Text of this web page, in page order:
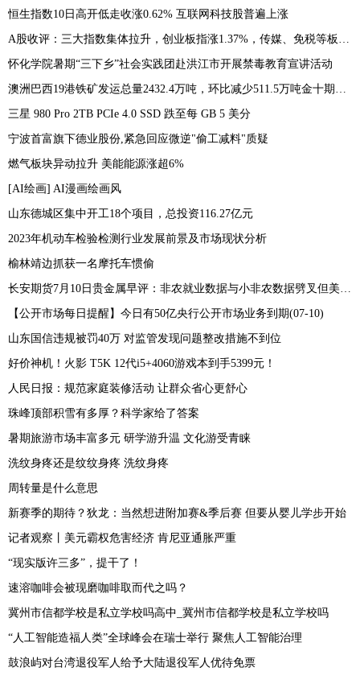
恒生指数10日高开低走收涨0.62% 互联网科技股普遍上涨
A股收评：三大指数集体拉升，创业板指涨1.37%，传媒、免税等板块表现活跃
怀化学院暑期“三下乡”社会实践团赴洪江市开展禁毒教育宣讲活动
澳洲巴西19港铁矿发运总量2432.4万吨，环比减少511.5万吨金十期货07月10日讯，7月3日-7月9日Mysteel澳洲巴西19港铁矿发运总量2432.4万吨，环比减少511.5万吨
三星 980 Pro 2TB PCIe 4.0 SSD 跌至每 GB 5 美分
宁波首富旗下德业股份,紧急回应微逆"偷工减料"质疑
燃气板块异动拉升 美能能源涨超6%
[AI绘画] AI漫画绘画风
山东德城区集中开工18个项目，总投资116.27亿元
2023年机动车检验检测行业发展前景及市场现状分析
榆林靖边抓获一名摩托车惯偷
长安期货7月10日贵金属早评：非农就业数据与小非农数据劈叉但美联储本月加息预期仍存，贵金属期价或承压运行
【公开市场每日提醒】今日有50亿央行公开市场业务到期(07-10)
山东国信违规被罚40万 对监管发现问题整改措施不到位
好价神机！火影 T5K 12代i5+4060游戏本到手5399元！
人民日报：规范家庭装修活动 让群众省心更舒心
珠峰顶部积雪有多厚？科学家给了答案
暑期旅游市场丰富多元 研学游升温 文化游受青睐
洗纹身疼还是纹纹身疼 洗纹身疼
周转量是什么意思
新赛季的期待？狄龙：当然想进附加赛&季后赛 但要从婴儿学步开始
记者观察丨美元霸权危害经济 肯尼亚通胀严重
“现实版许三多”，提干了！
速溶咖啡会被现磨咖啡取而代之吗？
冀州市信都学校是私立学校吗高中_冀州市信都学校是私立学校吗
“人工智能造福人类”全球峰会在瑞士举行 聚焦人工智能治理
鼓浪屿对台湾退役军人给予大陆退役军人优待免票